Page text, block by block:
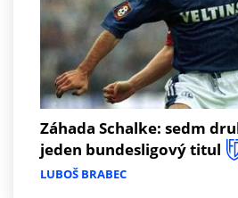
Záhada Schalke: sedm
jeden bundesligový titul
LUBOŠ BRABEC